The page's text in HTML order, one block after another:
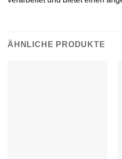
ÄHNLICHE PRODUKTE